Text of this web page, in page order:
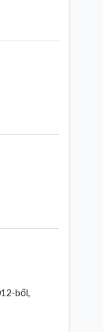
ből,